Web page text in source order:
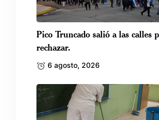
Pico Truncado salió a las calles
rechazar.
6 agosto, 2026